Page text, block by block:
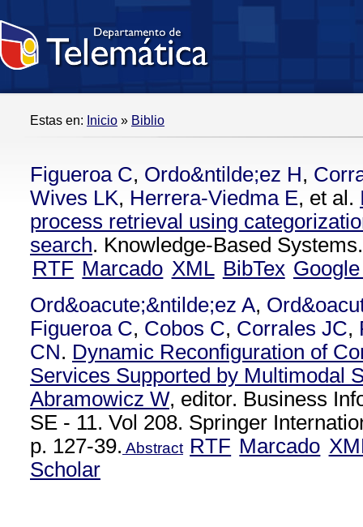
Estas en: Inicio » Biblio
Figueroa C, Ordo&ntilde;ez H,
Wives LK, Herrera-Viedma E, et al.
process retrieval using
search. Knowledge-Based
RTF Marcado XML BibTex
Ord&oacute;&ntilde;ez A,
Figueroa C, Cobos C, Corrales JC,
CN. Dynamic Reconfiguration of
Services Supported by Multimodal
Abramowicz W, editor. Business
SE - 11. Vol 208. Springer
p. 127-39. Abstract RTF Marcado
Scholar